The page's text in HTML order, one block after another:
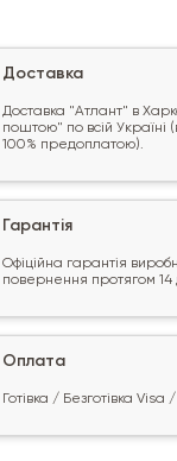
Доставка
Доставка "Атлант" в
поштою" по всій Україні
100% предоплатою).
Гарантія
Офіційна гарантія
повернення протягом 14
Оплата
Готівка / Безготівка